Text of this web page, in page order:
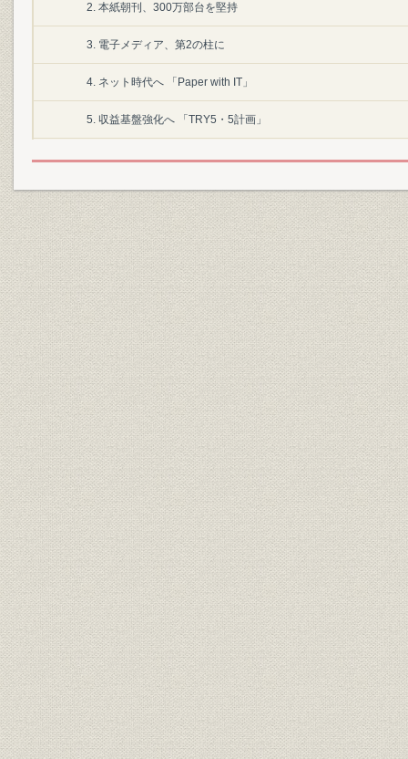
2. 本紙朝刊、300万部台を堅持
3. 電子メディア、第2の柱に
4. ネット時代へ 「Paper with IT」
5. 収益基盤強化へ 「TRY5・5計画」
第2節 ガバナンス強化へ経営革新
1. 教訓残したTCW事件
2. 杉田社長が就任
3. 相次ぎ改革に着手
4. コンプライアンス体制を強化
5. インサイダー事件発生、再発防止に全力
第3節 将来見据え連結経営革新
1. 転機迎えたグループ戦略
2. 出版局、電子メディア局分社化へ
3. 新組織体制を策定
第4節 社業展開に備え情報基盤を整備
1. 48体制の構築
2. 分社と統合
3. 編集組版システム完成
4. 情報技術部門の組織を強化
5. コンピューターの2000年問題に対応
第5節 全国拠点で独自の地域戦略